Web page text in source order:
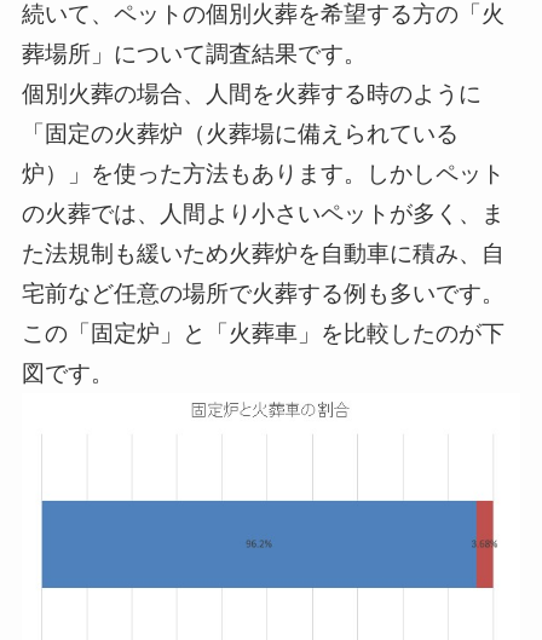
続いて、ペットの個別火葬を希望する方の「火
葬場所」について調査結果です。
個別火葬の場合、人間を火葬する時のように
「固定の火葬炉（火葬場に備えられている
炉）」を使った方法もあります。しかしペット
の火葬では、人間より小さいペットが多く、ま
た法規制も緩いため火葬炉を自動車に積み、自
宅前など任意の場所で火葬する例も多いです。
この「固定炉」と「火葬車」を比較したのが下
図です。